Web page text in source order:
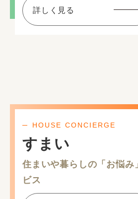
詳しく見る
HOUSE CONCIERGE
すまい
住まいや暮らしの「お悩み
ビス